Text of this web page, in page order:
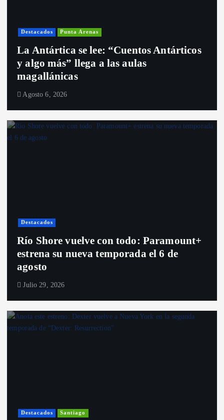
Destacados Punta Arenas
La Antártica se lee: “Cuentos Antárticos
y algo más” llega a las aulas
magallánicas
Agosto 6, 2026
Destacados
Río Shore vuelve con todo: Paramount+
estrena su nueva temporada el 6 de
agosto
Julio 29, 2026
Destacados Santiago